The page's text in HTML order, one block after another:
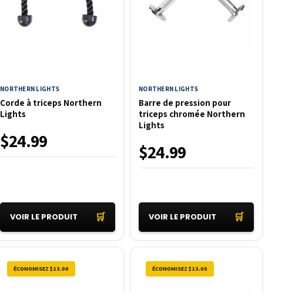
NORTHERN LIGHTS
Corde à triceps Northern
Lights
$24.99
VOIR LE PRODUIT 🛒
NORTHERN LIGHTS
Barre de pression pour
triceps chromée Northern
Lights
$24.99
VOIR LE PRODUIT 🛒
ÉCONOMISEZ $13.00 ÉCONOMISEZ $13.00